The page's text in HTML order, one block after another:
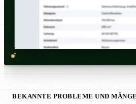
BEKANNTE PROBLEME UND